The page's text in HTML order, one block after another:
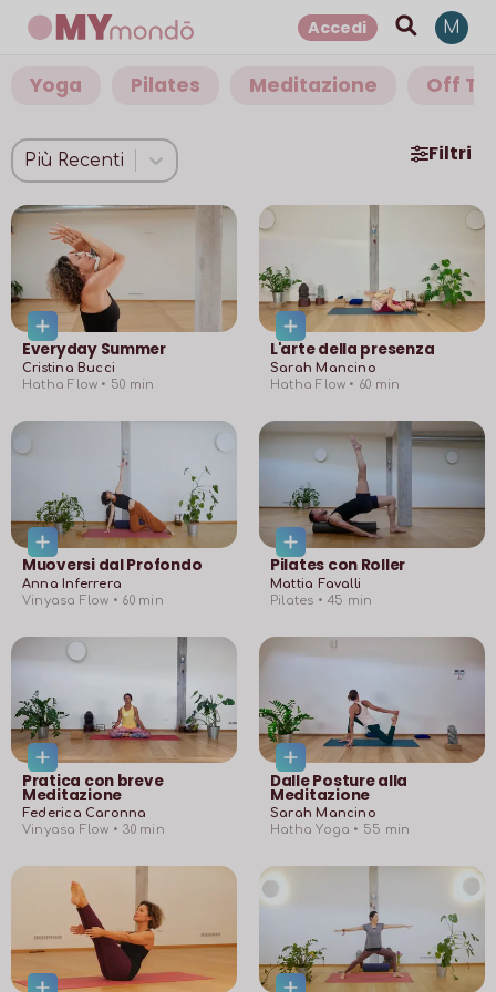
Accedi M
Yoga Pilates Meditazione Off
Più Recenti Filtri
Everyday Summer
Cristina Bucci
Hatha Flow • 50 min
L'arte della presenza
Sarah Mancino
Hatha Flow • 60 min
Muoversi dal Profondo
Anna Inferrera
Vinyasa Flow • 60min
Pilates con Roller
Mattia Favalli
Pilates • 45 min
Pratica con breve
Meditazione
Federica Caronna
Vinyasa Flow • 30min
Dalle Posture alla
Meditazione
Sarah Mancino
Hatha Yoga • 55 min